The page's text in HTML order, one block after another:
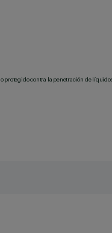
protegido contra la penetración de